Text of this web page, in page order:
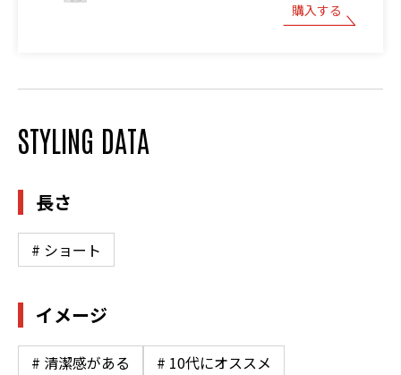
購入する
STYLING DATA
長さ
# ショート
イメージ
# 清潔感がある
# 10代にオススメ